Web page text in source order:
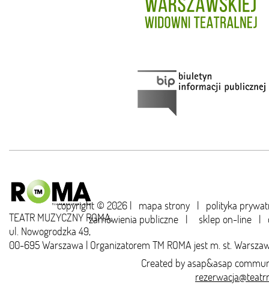
copyright © 2026 | mapa strony | polityka
zamówienia publiczne | sklep on-line |
TEATR MUZYCZNY ROMA,
ul. Nowogrodzka 49,
00-695 Warszawa | Organizatorem TM ROMA jest m. st.
Created byasap&asap